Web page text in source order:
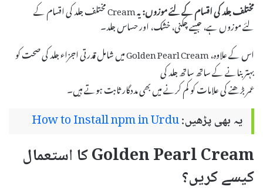
مختلف جلد کی اقسام کے لئے موزوں:
یہ Cream مختلف جلد کی اقسام کے
لئے موزوں ہے، جیسے چکنی، خشک، اور حساس جلد۔
اس کے علاوہ، Golden Pearl Cream میں شامل قدرتی اجزاء جلد کی صحت کو
بہتر بنانے کے ساتھ ساتھ جلد کی
عمر بڑھنے کی علامات کو کم کرنے میں بھی مددگار ثابت ہوتے ہیں۔
یہ بھی پڑھیں:How to Install npm in Urdu
Golden Pearl Cream کا استعمال
کیسے کریں؟